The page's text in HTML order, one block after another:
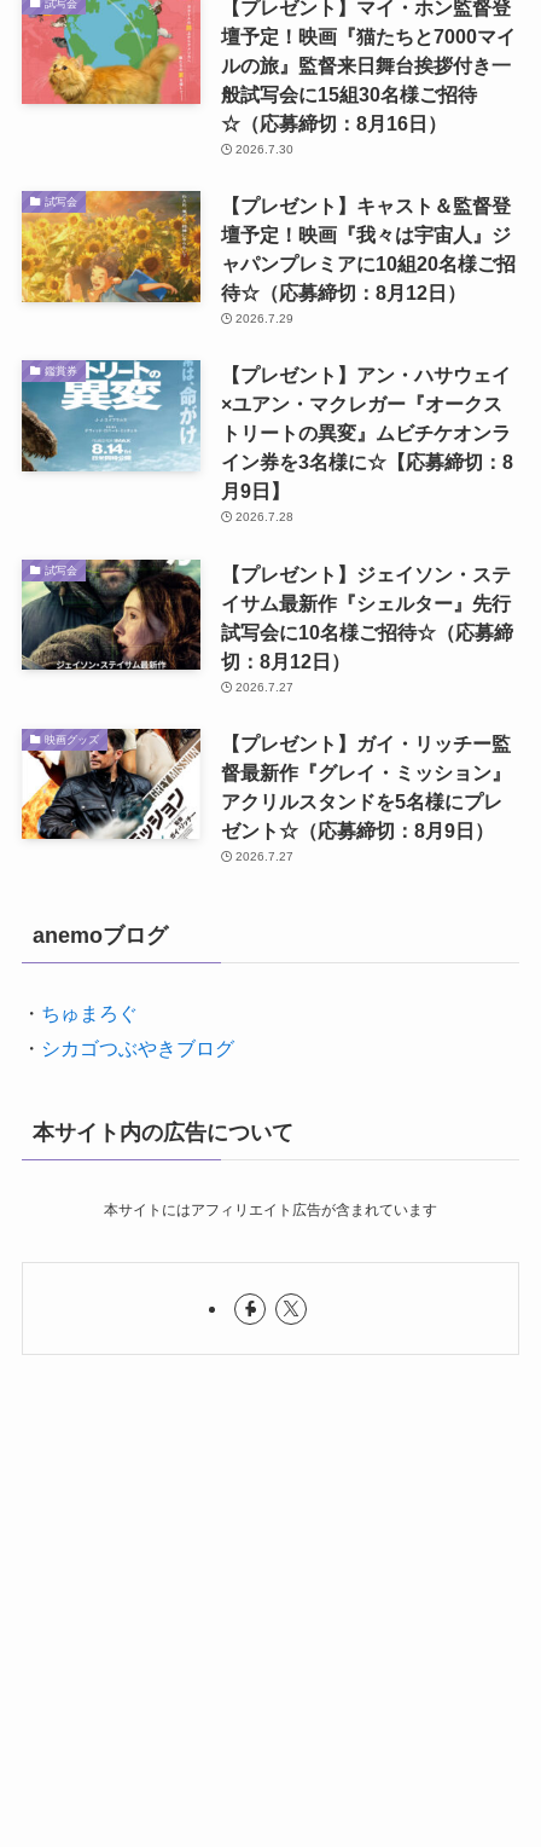
試写会
【プレゼント】マイ・ホン監督登
壇予定！映画『猫たちと7000マイ
ルの旅』監督来日舞台挨拶付き一
般試写会に15組30名様ご招待
☆（応募締切：8月16日）
2026.7.30
試写会
【プレゼント】キャスト＆監督登
壇予定！映画『我々は宇宙人』ジ
ャパンプレミアに10組20名様ご招
待☆（応募締切：8月12日）
2026.7.29
鑑賞券
【プレゼント】アン・ハサウェイ
×ユアン・マクレガー『オークス
トリートの異変』ムビチケオンラ
イン券を3名様に☆【応募締切：8
月9日】
2026.7.28
試写会
【プレゼント】ジェイソン・ステ
イサム最新作『シェルター』先行
試写会に10名様ご招待☆（応募締
切：8月12日）
2026.7.27
映画グッズ
【プレゼント】ガイ・リッチー監
督最新作『グレイ・ミッション』
アクリルスタンドを5名様にプレ
ゼント☆（応募締切：8月9日）
2026.7.27
anemoブログ
・ ちゅまろぐ
・ シカゴつぶやきブログ
本サイト内の広告について
本サイトにはアフィリエイト広告が含まれています